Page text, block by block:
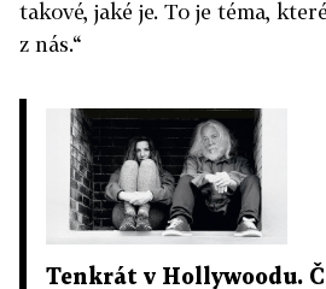
takové, jaké je. To je téma,
z nás.“
Tenkrát v Hollywoodu.